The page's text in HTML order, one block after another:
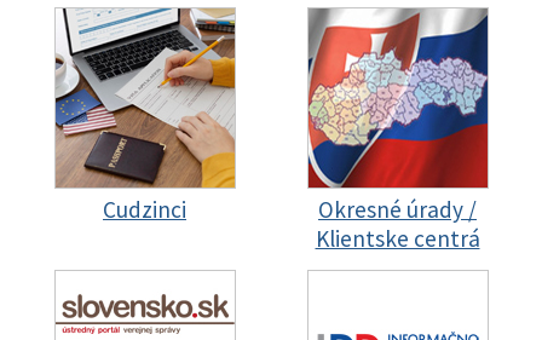
Cudzinci
Okresné úrady /
Klientske centrá